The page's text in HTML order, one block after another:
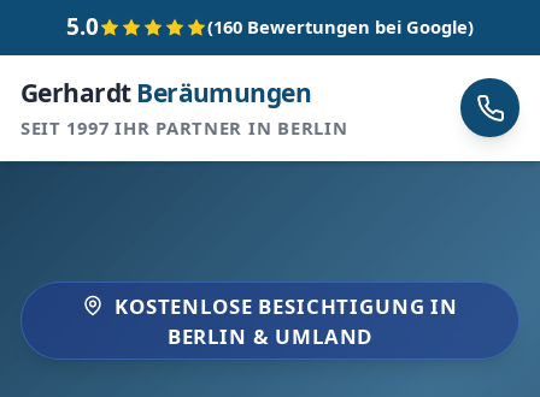
5.0 (160 Bewertungen bei Google)
GerhardtBeräumungen
SEIT 1997 IHR PARTNER IN BERLIN
KOSTENLOSE BESICHTIGUNG IN
BERLIN & UMLAND